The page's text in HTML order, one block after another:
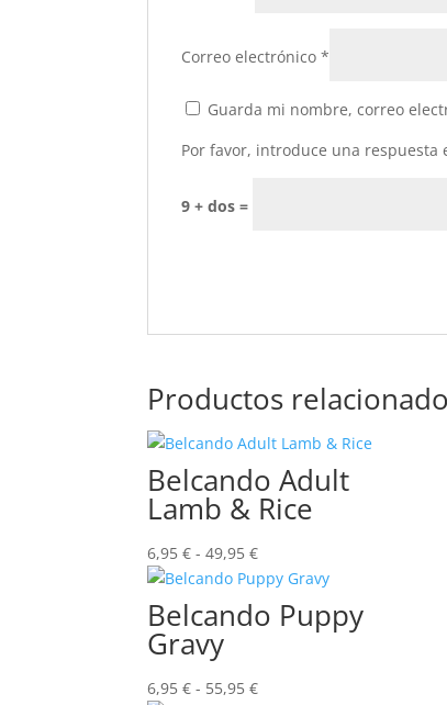
Correo electrónico*
Guarda mi nombre, correo
Por favor, introduce una respuesta
9 + dos =
Productos
Belcando Adult
Lamb & Rice
6,95€ - 49,95€Rango
de
precios:
desde
hasta
Belcando Puppy
Gravy
6,95€ - 55,95€Rango